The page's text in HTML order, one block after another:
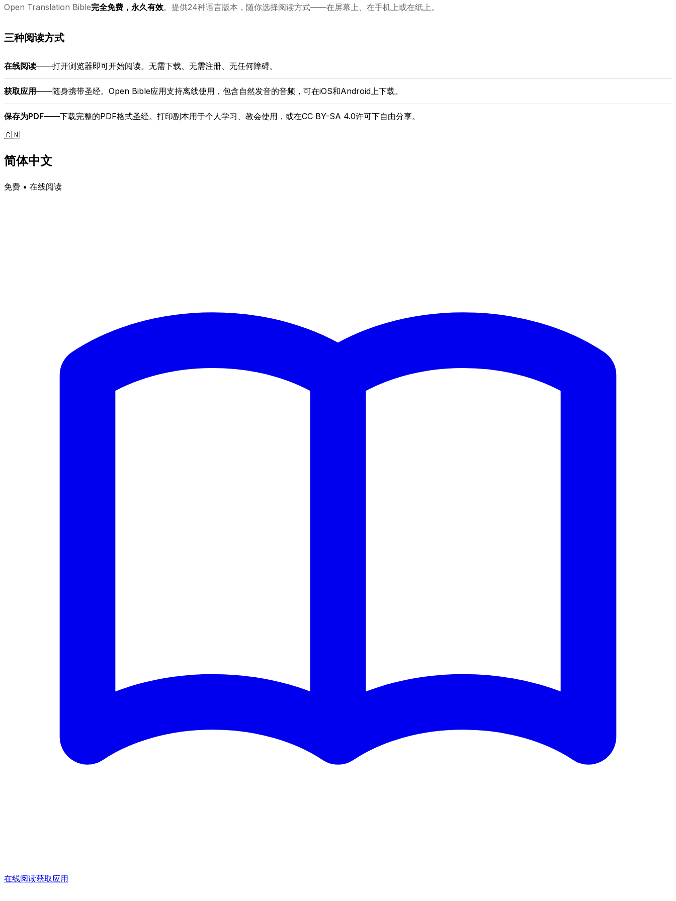
Open Translation Bible完全免费，永久有效。提供24种语言版本，随你选择阅读方式——在屏幕上、在手机上或在纸上。
三种阅读方式
在线阅读——打开浏览器即可开始阅读。无需下载、无需注册、无任何障碍。
获取应用——随身携带圣经。Open Bible应用支持离线使用，包含自然发音的音频，可在iOS和Android上下载。
保存为PDF——下载完整的PDF格式圣经。打印副本用于个人学习、教会使用，或在CC BY-SA 4.0许可下自由分享。
🇨🇳
简体中文
免费 • 在线阅读
在线阅读获取应用